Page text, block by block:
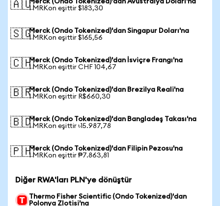
🇦🇺Merck (Ondo Tokenized)'dan Avustralya Doları'na
1 MRKon eşittir $183,30
🇸🇬Merck (Ondo Tokenized)'dan Singapur Doları'na
1 MRKon eşittir $165,56
🇨🇭Merck (Ondo Tokenized)'dan İsviçre Frangı'na
1 MRKon eşittir CHF 104,67
🇧🇷Merck (Ondo Tokenized)'dan Brezilya Reali'na
1 MRKon eşittir R$660,30
🇧🇩Merck (Ondo Tokenized)'dan Bangladeş Takası'na
1 MRKon eşittir ৳15.987,78
🇵🇭Merck (Ondo Tokenized)'dan Filipin Pezosu'na
1 MRKon eşittir ₱7.863,81
Diğer RWA'ları PLN'ye dönüştür
Thermo Fisher Scientific (Ondo Tokenized)'dan
Polonya Zlotisi'na